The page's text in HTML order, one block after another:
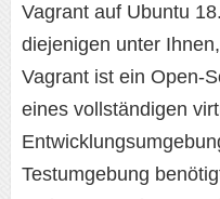
Vagrant auf Ubuntu
diejenigen unter
Vagrant ist ein Open-
eines vollständigen
Testumgebung